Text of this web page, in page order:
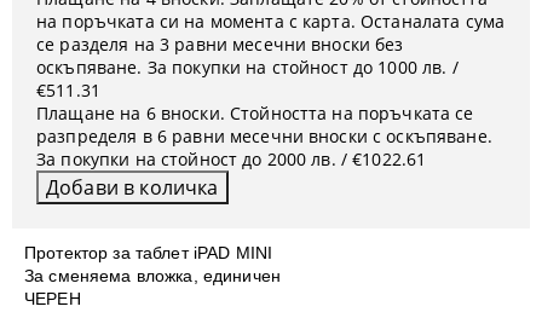
Протектор за таблет iPAD MINI
За сменяема вложка, единичен
ЧЕРЕН
на поръчката си на момента с карта. Останалата сума
се разделя на 3 равни месечни вноски без
оскъпяване. За покупки на стойност до 1000 лв. /
€511.31
Плащане на 6 вноски. Стойността на поръчката се
разпределя в 6 равни месечни вноски с оскъпяване.
За покупки на стойност до 2000 лв. / €1022.61